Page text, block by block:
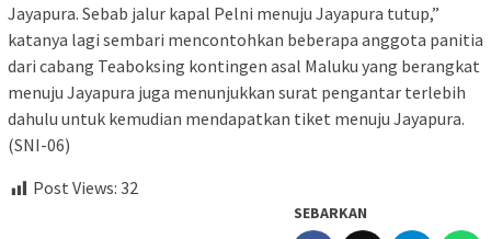
Jayapura. Sebab jalur kapal Pelni menuju Jayapura tutup,”
katanya lagi sembari mencontohkan beberapa anggota panitia
dari cabang Teaboksing kontingen asal Maluku yang berangkat
menuju Jayapura juga menunjukkan surat pengantar terlebih
dahulu untuk kemudian mendapatkan tiket menuju Jayapura.
(SNI-06)
Post Views: 32
SEBARKAN